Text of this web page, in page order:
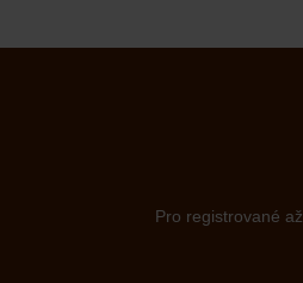
Pro registrované až